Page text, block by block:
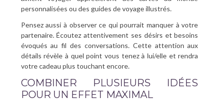
personnalisées ou des guides de voyage illustrés.
Pensez aussi à observer ce qui pourrait manquer à votre
partenaire. Écoutez attentivement ses désirs et besoins
évoqués au fil des conversations. Cette attention aux
détails révèle à quel point vous tenez à lui/elle et rendra
votre cadeau plus touchant encore.
COMBINER PLUSIEURS IDÉES
POUR UN EFFET MAXIMAL